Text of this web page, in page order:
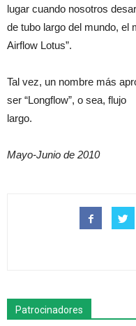
lugar cuando nosotros
de tubo largo del mundo, el
Airflow Lotus”.
Tal vez, un nombre más
ser “Longflow”, o sea, flujo
largo.
Mayo-Junio de 2010
Patrocinadores